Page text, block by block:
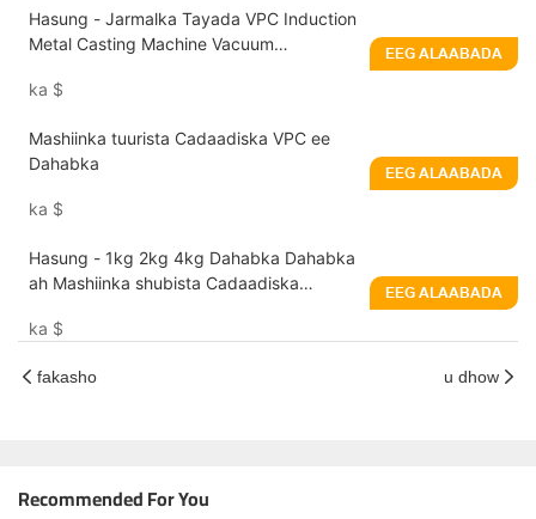
Hasung - Jarmalka Tayada VPC Induction
Metal Casting Machine Vacuum
Dahabka
ka $
EEG ALAABADA
Mashiinka tuurista Cadaadiska VPC ee
Dahabka
ka $
EEG ALAABADA
Hasung - 1kg 2kg 4kg Dahabka Dahabka
ah Mashiinka shubista Cadaadiska
ka $
EEG ALAABADA
fakasho u dhow
Recommended For You